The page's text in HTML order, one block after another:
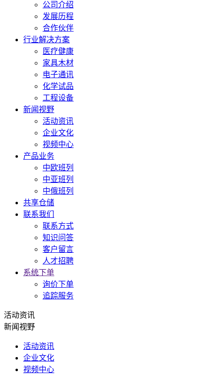
公司介绍
发展历程
合作伙伴
行业解决方案
医疗健康
家具木材
电子通讯
化学试品
工程设备
新闻视野
活动资讯
企业文化
视频中心
产品业务
中欧班列
中亚班列
中俄班列
共享仓储
联系我们
联系方式
知识问答
客户留言
人才招聘
系统下单
询价下单
追踪服务
活动资讯
新闻视野
活动资讯
企业文化
视频中心